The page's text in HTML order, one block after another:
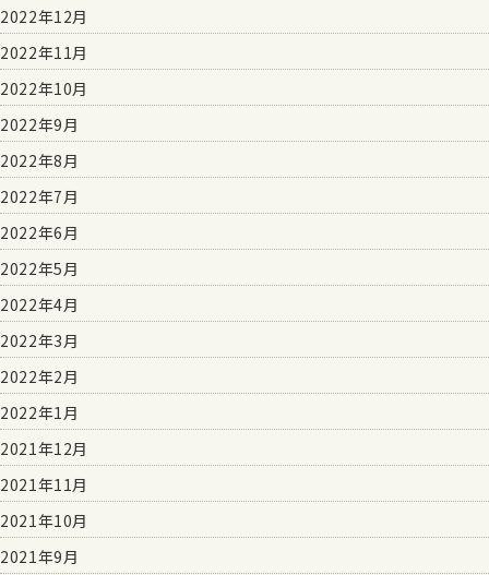
2022年12月
2022年11月
2022年10月
2022年9月
2022年8月
2022年7月
2022年6月
2022年5月
2022年4月
2022年3月
2022年2月
2022年1月
2021年12月
2021年11月
2021年10月
2021年9月